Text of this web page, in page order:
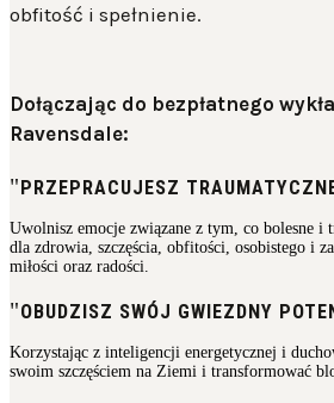
obfitość i spełnienie.
Dołączając do bezpłatnego
Ravensdale:
PRZEPRACUJESZ
Uwolnisz emocje związane z tym, co bolesne i
dla zdrowia, szczęścia, obfitości, osobistego i
miłości oraz radości.
OBUDZISZ SWÓJ GWIEZDNY
Korzystając z inteligencji energetycznej i
swoim szczęściem na Ziemi i transformować